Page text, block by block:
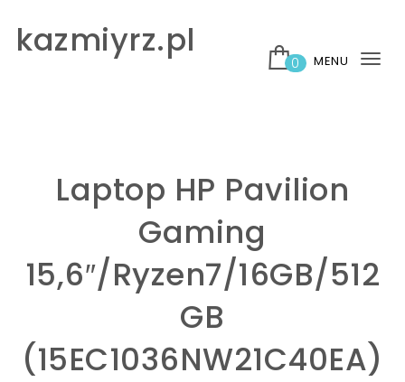
kazmiyrz.pl
0 MENU
Laptop HP Pavilion
Gaming
15,6″/Ryzen7/16GB/512
GB
(15EC1036NW21C40EA)